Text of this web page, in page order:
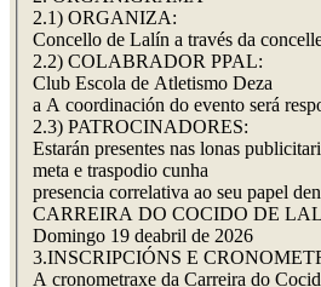
2.1) ORGANIZA:
Concello de Lalín a través da
2.2) COLABRADOR PPAL:
Club Escola de Atletismo Deza
a A coordinación do evento será
2.3) PATROCINADORES:
Estarán presentes nas lonas
meta e traspodio cunha
presencia correlativa ao seu papel
CARREIRA DO COCIDO DE
Domingo 19 deabril de 2026
3.INSCRIPCIÓNS E
A cronometraxe da Carreira do